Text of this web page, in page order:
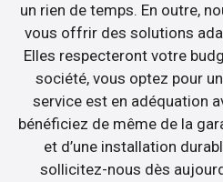
un rien de temps. En outre,
vous offrir des solutions
Elles respecteront votre
société, vous optez pour
service est en adéquation
bénéficiez de même de la
et d’une installation
sollicitez-nous dès